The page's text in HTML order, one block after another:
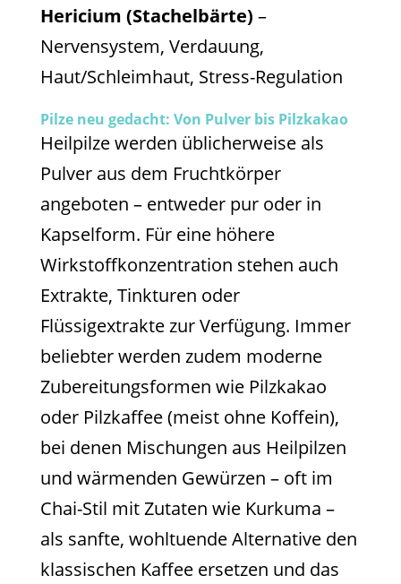
Hericium (Stachelbärte) –
Nervensystem, Verdauung,
Haut/Schleimhaut, Stress-Regulation
Pilze neu gedacht: Von Pulver bis Pilzkakao
Heilpilze werden üblicherweise als
Pulver aus dem Fruchtkörper
angeboten – entweder pur oder in
Kapselform. Für eine höhere
Wirkstoffkonzentration stehen auch
Extrakte, Tinkturen oder
Flüssigextrakte zur Verfügung. Immer
beliebter werden zudem moderne
Zubereitungsformen wie Pilzkakao
oder Pilzkaffee (meist ohne Koffein),
bei denen Mischungen aus Heilpilzen
und wärmenden Gewürzen – oft im
Chai-Stil mit Zutaten wie Kurkuma –
als sanfte, wohltuende Alternative den
klassischen Kaffee ersetzen und das